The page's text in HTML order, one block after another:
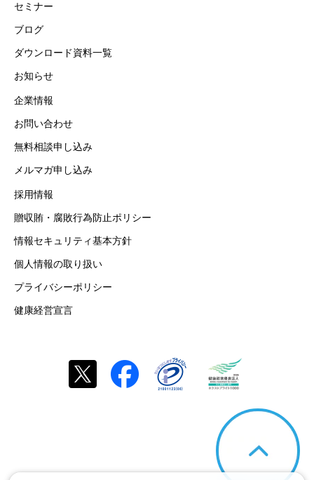
セミナー
ブログ
ダウンロード資料一覧
お知らせ
企業情報
お問い合わせ
無料相談申し込み
メルマガ申し込み
採用情報
贈収賄・腐敗行為防止ポリシー
情報セキュリティ基本方針
個人情報の取り扱い
プライバシーポリシー
健康経営宣言